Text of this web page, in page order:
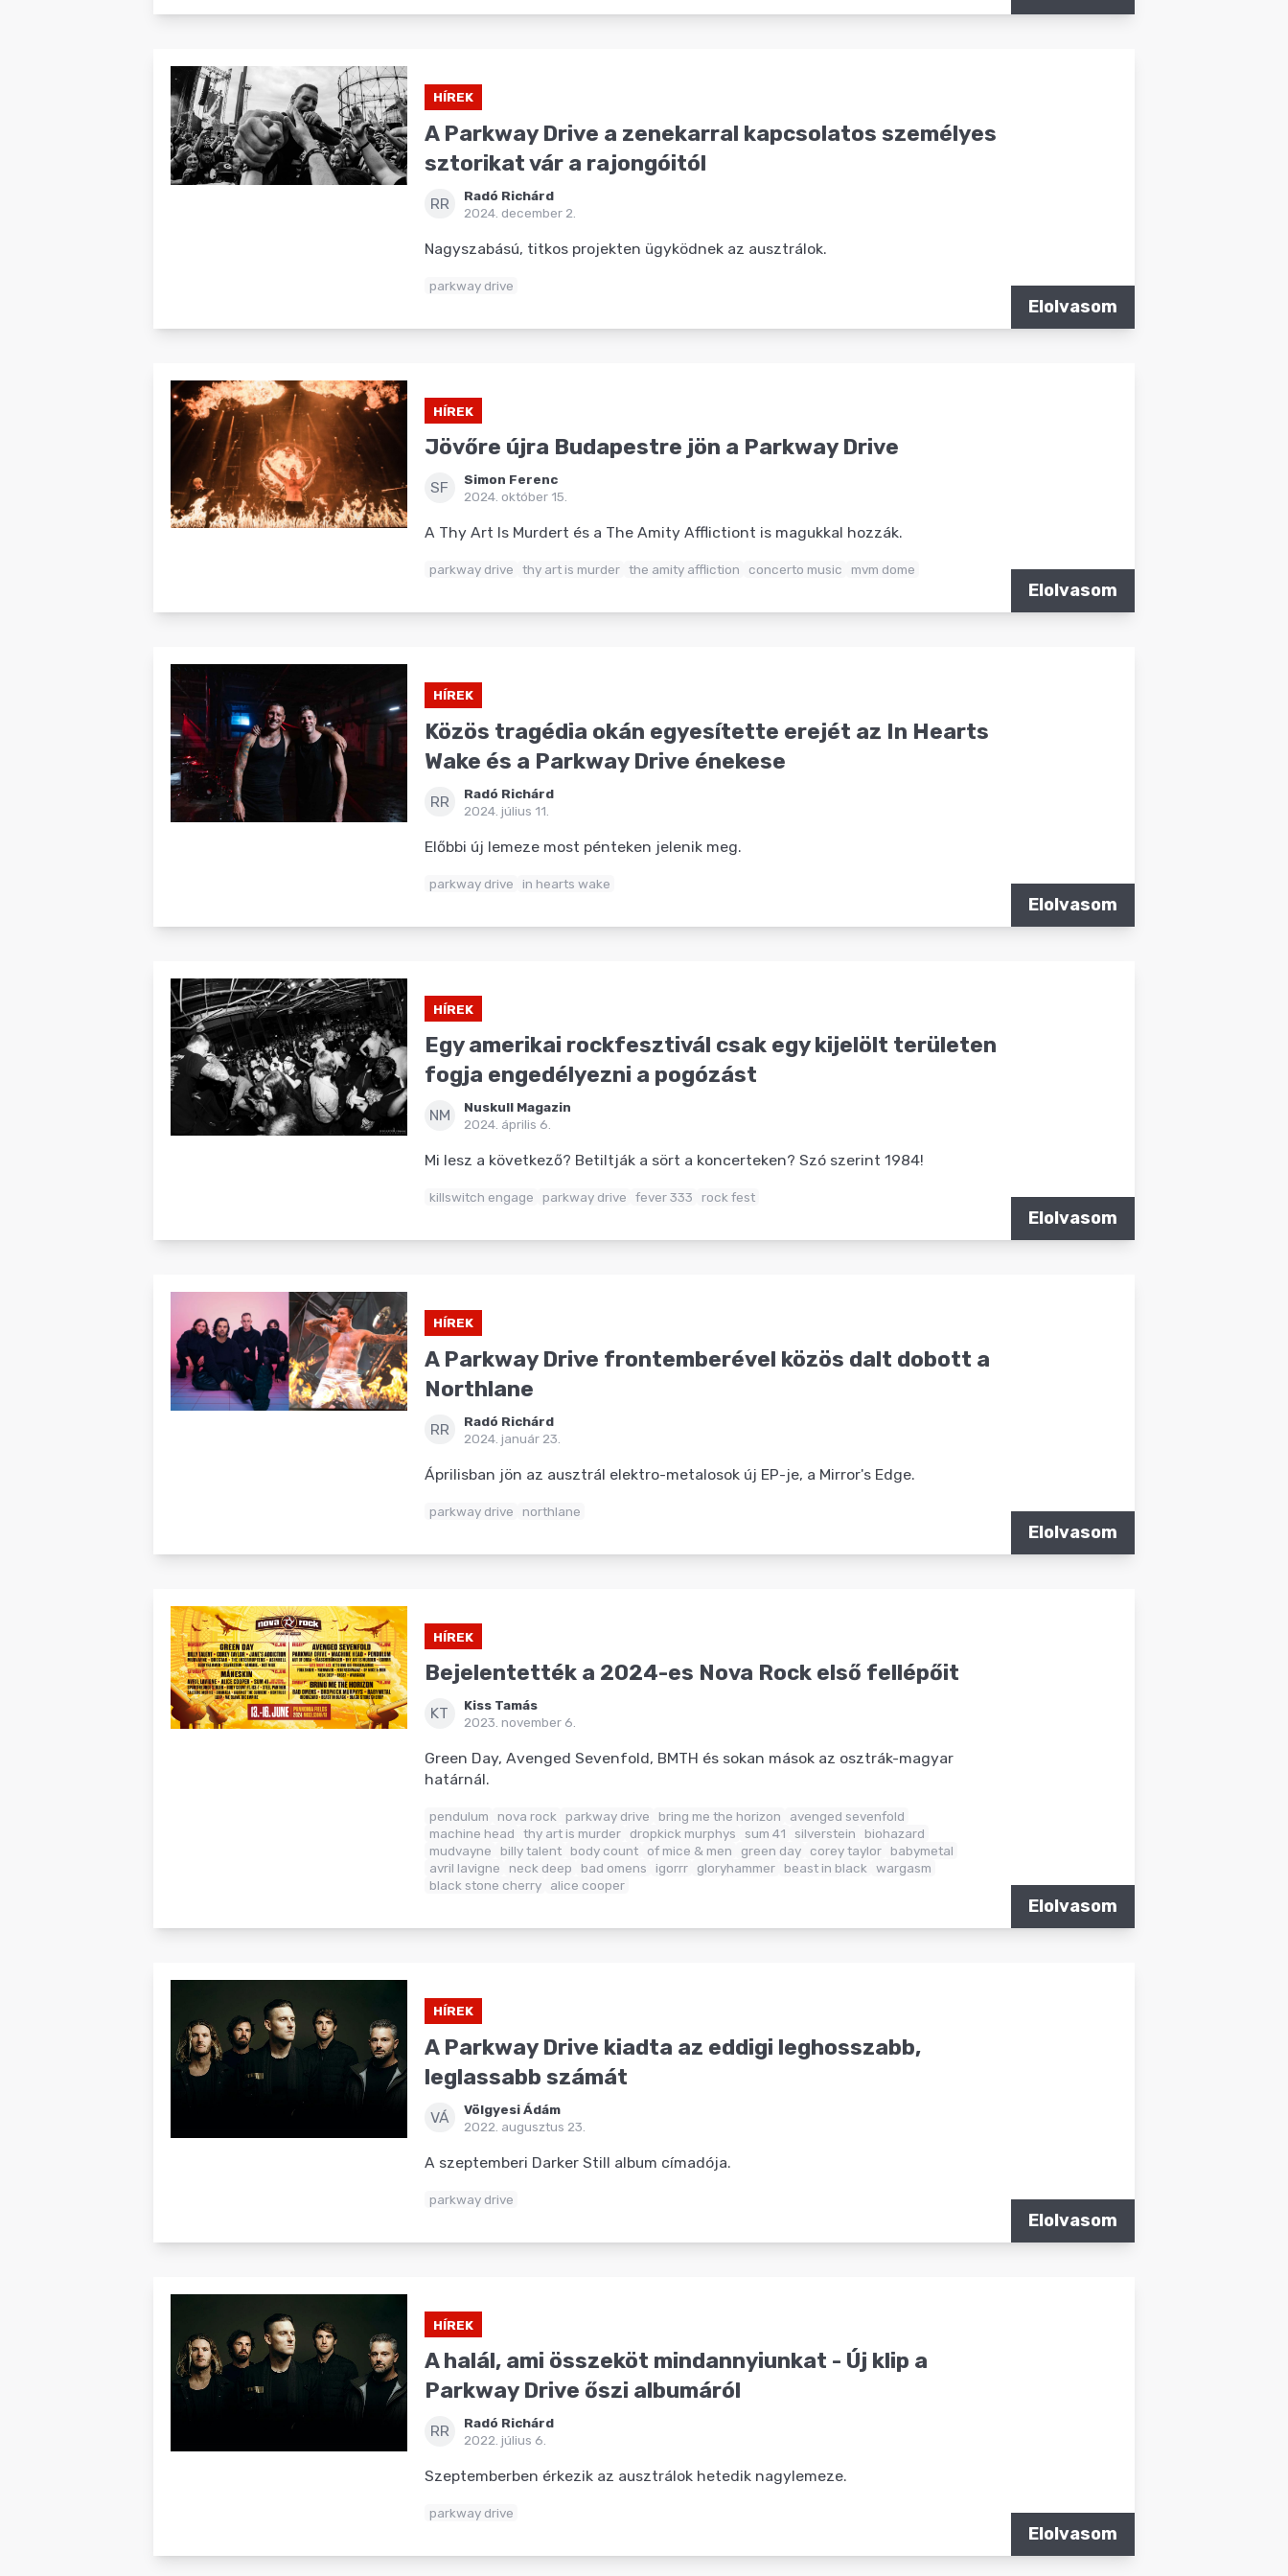
HÍREK
A Parkway Drive a zenekarral kapcsolatos személyes
sztorikat vár a rajongóitól
RR
Radó Richárd
2024. december 2.
Nagyszabású, titkos projekten ügyködnek az ausztrálok.
parkway drive
Elolvasom
HÍREK
Jövőre újra Budapestre jön a Parkway Drive
SF
Simon Ferenc
2024. október 15.
A Thy Art Is Murdert és a The Amity Afflictiont is magukkal hozzák.
parkway drive thy art is murder the amity affliction concerto music mvm dome
Elolvasom
HÍREK
Közös tragédia okán egyesítette erejét az In Hearts
Wake és a Parkway Drive énekese
RR
Radó Richárd
2024. július 11.
Előbbi új lemeze most pénteken jelenik meg.
parkway drive in hearts wake
Elolvasom
HÍREK
Egy amerikai rockfesztivál csak egy kijelölt területen
fogja engedélyezni a pogózást
NM
Nuskull Magazin
2024. április 6.
Mi lesz a következő? Betiltják a sört a koncerteken? Szó szerint 1984!
killswitch engage parkway drive fever 333 rock fest
Elolvasom
HÍREK
A Parkway Drive frontemberével közös dalt dobott a
Northlane
RR
Radó Richárd
2024. január 23.
Áprilisban jön az ausztrál elektro-metalosok új EP-je, a Mirror's Edge.
parkway drive northlane
Elolvasom
HÍREK
Bejelentették a 2024-es Nova Rock első fellépőit
KT
Kiss Tamás
2023. november 6.
Green Day, Avenged Sevenfold, BMTH és sokan mások az osztrák-magyar
határnál.
pendulum nova rock parkway drive bring me the horizon
avenged sevenfold
machine head
thy art is murder dropkick murphys sum 41 silverstein
biohazard
mudvayne
billy talent body count of mice & men green day corey taylor babymetal
avril lavigne
neck deep bad omens igorrr gloryhammer beast in black
wargasm
black stone cherry
alice cooper
Elolvasom
HÍREK
A Parkway Drive kiadta az eddigi leghosszabb,
leglassabb számát
VÁ
Völgyesi Ádám
2022. augusztus 23.
A szeptemberi Darker Still album címadója.
parkway drive
Elolvasom
HÍREK
A halál, ami összeköt mindannyiunkat - Új klip a
Parkway Drive őszi albumáról
RR
Radó Richárd
2022. július 6.
Szeptemberben érkezik az ausztrálok hetedik nagylemeze.
parkway drive
Elolvasom